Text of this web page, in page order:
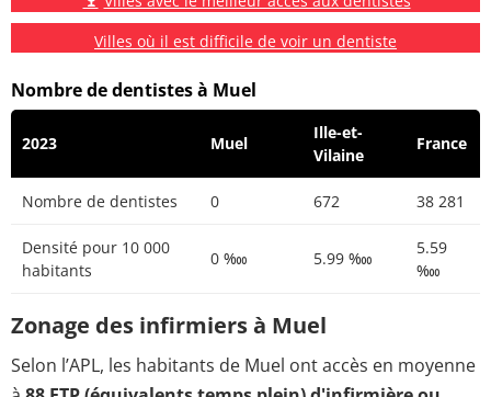
Villes où il est difficile de voir un dentiste
Nombre de dentistes à Muel
2023 Muel
Ille-et-
Vilaine
France
Nombre de dentistes 0 672 38 281
Densité pour 10 000
habitants
0 ‱ 5.99 ‱
5.59
‱
Zonage des infirmiers à Muel
Selon l’APL, les habitants de Muel ont accès en moyenne